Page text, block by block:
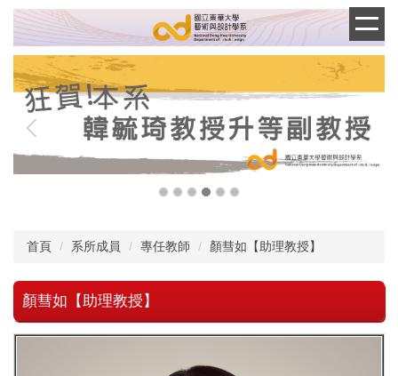
跳
到
主
內
首頁 系所成員 專任教師 顏彗如【助理教授】
顏彗如【助理教授】